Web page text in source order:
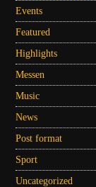
Events
Featured
Highlights
Messen
Music
News
Post format
Sport
Uncategorized